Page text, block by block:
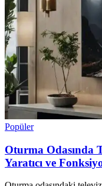
Popüler
Oturma Odasında
Yaratıcı ve